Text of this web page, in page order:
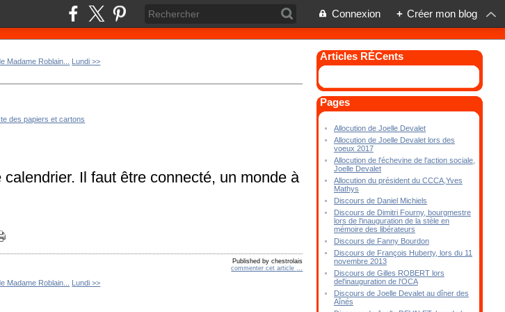
Connexion + Créer mon blog
Madame Roblain... Lundi >>
Il faut être connecté, un monde à
Published by chestrolais
commenter cet article
Madame Roblain... Lundi >>
Articles RÉCents
Pages
Allocution de Joelle Devalet
Allocution de Joelle Devalet lors des
voeux 2017
Allocution de l'échevine de l'action sociale,
Joelle Devalet
Allocution du président du CCCA,Yves
Mathys
Discours de Daniel Michiels
Discours de Dimitri Fourny, bourgmestre
lors de l'inauguration de la stèle en
mémoire des libérateurs
Discours de Fanny Bourdon
Discours de François Huberty, lors du 11
novembre 2013
Discours de Gilles ROBERT lors
del'inauguration de l'OCA
Discours de Joelle Devalet au dîner des
Aînés